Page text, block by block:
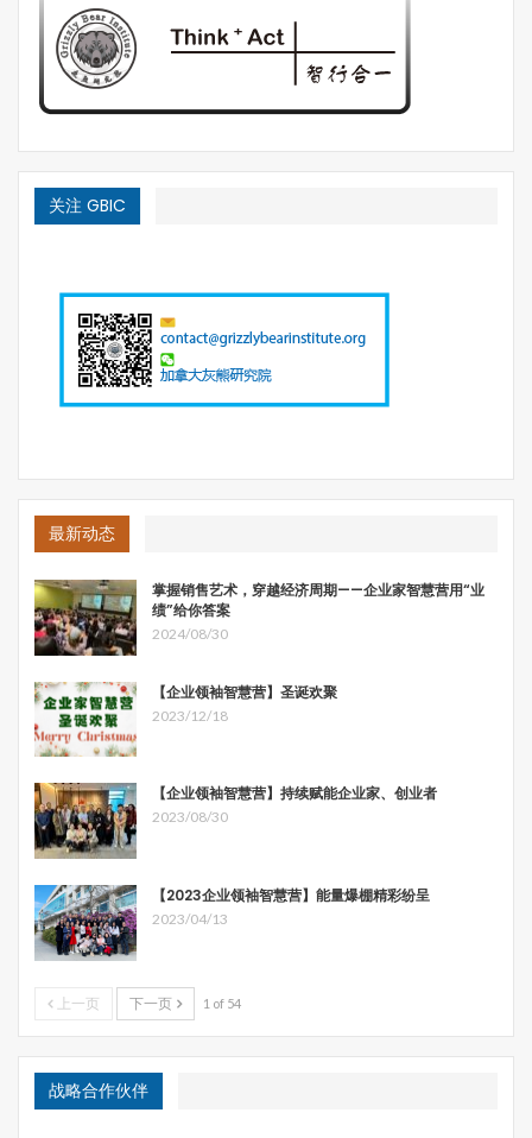
关注 GBIC
最新动态
掌握销售艺术，穿越经济周期——企业家智慧营用“业
绩”给你答案
2024/08/30
【企业领袖智慧营】圣诞欢聚
2023/12/18
【企业领袖智慧营】持续赋能企业家、创业者
2023/08/30
【2023企业领袖智慧营】能量爆棚精彩纷呈
2023/04/13
上一页 下一页 1 of 54
战略合作伙伴